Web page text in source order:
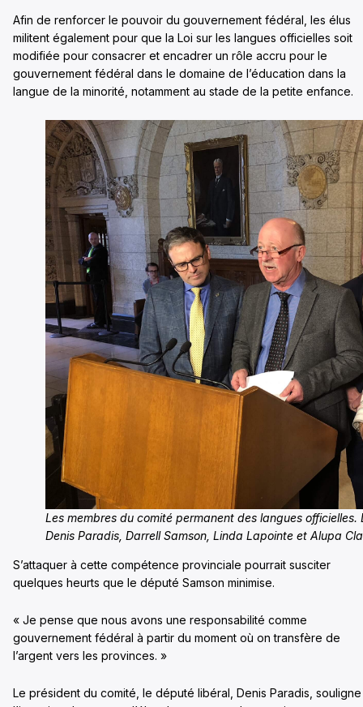
Afin de renforcer le pouvoir du gouvernement fédéral, les élus
militent également pour que la Loi sur les langues officielles soit
modifiée pour consacrer et encadrer un rôle accru pour le
gouvernement fédéral dans le domaine de l’éducation dans la
langue de la minorité, notamment au stade de la petite enfance.
Les membres du comité permanent des langues
Denis Paradis, Darrell Samson, Linda Lapointe et Alupa
S’attaquer à cette compétence provinciale pourrait susciter
quelques heurts que le député Samson minimise.
« Je pense que nous avons une responsabilité comme
gouvernement fédéral à partir du moment où on transfère de
l’argent vers les provinces. »
Le président du comité, le député libéral, Denis Paradis, souligne